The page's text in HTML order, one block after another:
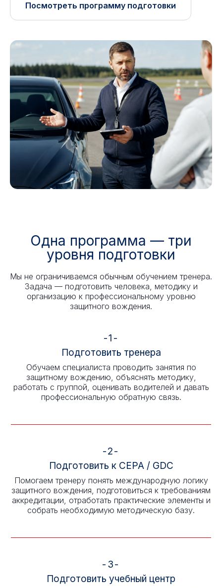
Посмотреть программу подготовки
Одна программа — три
уровня подготовки
Мы не ограничиваемся обычным обучением тренера.
Задача — подготовить человека, методику и
организацию к профессиональному уровню
защитного вождения.
-1-
Подготовить тренера
Обучаем специалиста проводить занятия по
защитному вождению, объяснять методику,
работать с группой, оценивать водителей и давать
профессиональную обратную связь.
-2-
Подготовить к CEPA / GDC
Помогаем тренеру понять международную логику
защитного вождения, подготовиться к требованиям
аккредитации, отработать практические элементы и
собрать необходимую методическую базу.
-3-
Подготовить учебный центр